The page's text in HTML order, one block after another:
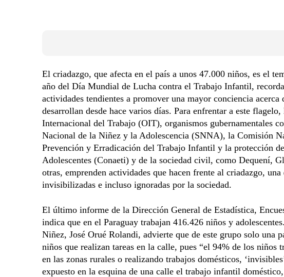
El criadazgo, que afecta en el país a unos 47.000 niños, es el
año del Día Mundial de Lucha contra el Trabajo Infantil,
actividades tendientes a promover una mayor conciencia acerca
desarrollan desde hace varios días. Para enfrentar a este
Internacional del Trabajo (OIT), organismos gubernamentales
Nacional de la Niñez y la Adolescencia (SNNA), la Comisión
Prevención y Erradicación del Trabajo Infantil y la protección
Adolescentes (Conaeti) y de la sociedad civil, como Dequení,
otras, emprenden actividades que hacen frente al criadazgo, una
invisibilizadas e incluso ignoradas por la sociedad.
El último informe de la Dirección General de Estadística,
indica que en el Paraguay trabajan 416.426 niños y
Niñez, José Orué Rolandi, advierte que de este grupo solo una
niños que realizan tareas en la calle, pues “el 94% de los niños
en las zonas rurales o realizando trabajos domésticos,
expuesto en la esquina de una calle el trabajo infantil